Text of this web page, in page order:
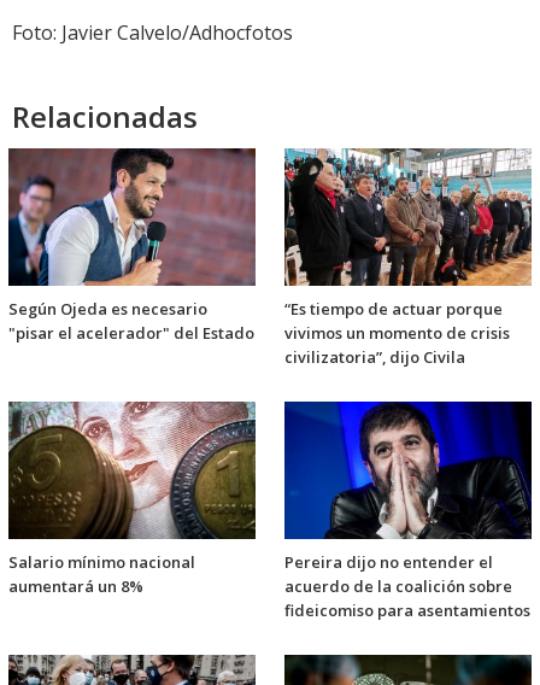
Foto: Javier Calvelo/Adhocfotos
Relacionadas
Según Ojeda es necesario
"pisar el acelerador" del Estado
“Es tiempo de actuar porque
vivimos un momento de crisis
civilizatoria”, dijo Civila
Salario mínimo nacional
aumentará un 8%
Pereira dijo no entender el
acuerdo de la coalición sobre
fideicomiso para asentamientos